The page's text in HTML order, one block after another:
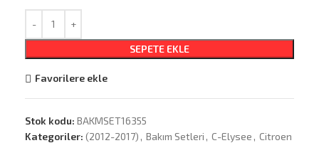
SEPETE EKLE
Favorilere ekle
Stok kodu: BAKMSET16355
Kategoriler: (2012-2017) , Bakım Setleri , C-Elysee , Citroen